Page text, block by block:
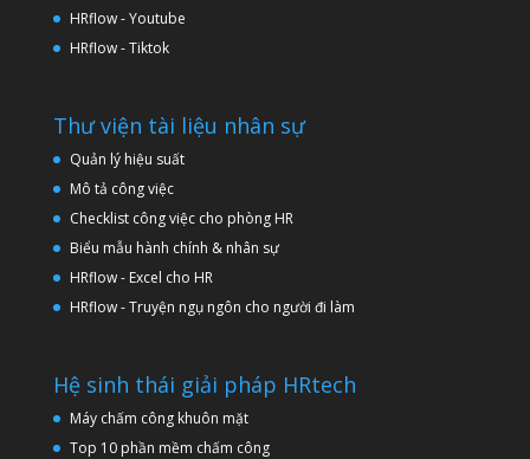
HRflow - Youtube
HRflow - Tiktok
Thư viện tài liệu nhân sự
Quản lý hiệu suất
Mô tả công việc
Checklist công việc cho phòng HR
Biểu mẫu hành chính & nhân sự
HRflow - Excel cho HR
HRflow - Truyện ngụ ngôn cho người đi làm
Hệ sinh thái giải pháp HRtech
Máy chấm công khuôn mặt
Top 10 phần mềm chấm công